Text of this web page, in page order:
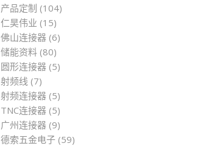
产品定制 (104)
仁昊伟业 (15)
佛山连接器 (6)
储能资料 (80)
圆形连接器 (5)
射频线 (7)
射频连接器 (5)
TNC连接器 (5)
广州连接器 (9)
德索五金电子 (59)